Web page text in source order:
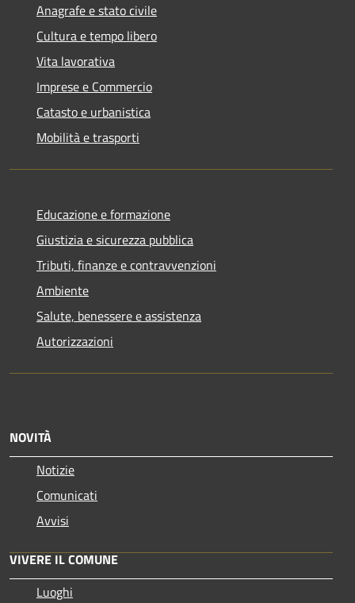
Anagrafe e stato civile
Cultura e tempo libero
Vita lavorativa
Imprese e Commercio
Catasto e urbanistica
Mobilità e trasporti
Educazione e formazione
Giustizia e sicurezza pubblica
Tributi, finanze e contravvenzioni
Ambiente
Salute, benessere e assistenza
Autorizzazioni
NOVITÀ
Notizie
Comunicati
Avvisi
VIVERE IL COMUNE
Luoghi